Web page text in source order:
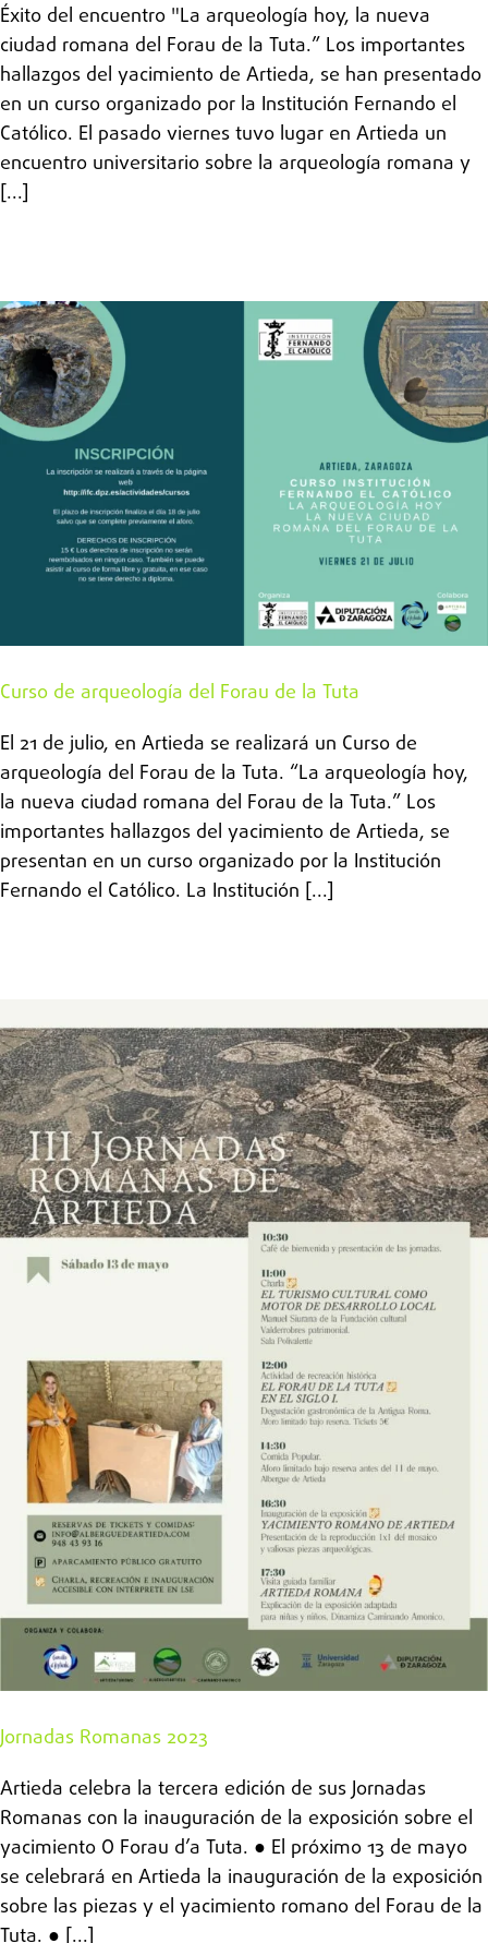
Éxito del encuentro "La arqueología hoy, la nueva
ciudad romana del Forau de la Tuta.” Los importantes
hallazgos del yacimiento de Artieda, se han presentado
en un curso organizado por la Institución Fernando el
Católico. El pasado viernes tuvo lugar en Artieda un
encuentro universitario sobre la arqueología romana y
[...]
Curso de arqueología del Forau de la Tuta
El 21 de julio, en Artieda se realizará un Curso de
arqueología del Forau de la Tuta. “La arqueología hoy,
la nueva ciudad romana del Forau de la Tuta.” Los
importantes hallazgos del yacimiento de Artieda, se
presentan en un curso organizado por la Institución
Fernando el Católico. La Institución [...]
Jornadas Romanas 2023
Artieda celebra la tercera edición de sus Jornadas
Romanas con la inauguración de la exposición sobre el
yacimiento O Forau d’a Tuta. ● El próximo 13 de mayo
se celebrará en Artieda la inauguración de la exposición
sobre las piezas y el yacimiento romano del Forau de la
Tuta. ● [...]